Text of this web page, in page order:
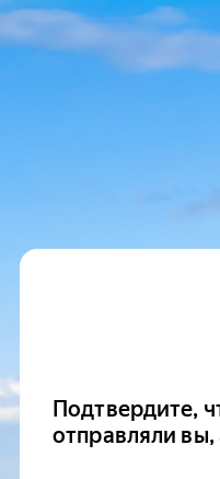
Подтвердите,
отправляли вы,